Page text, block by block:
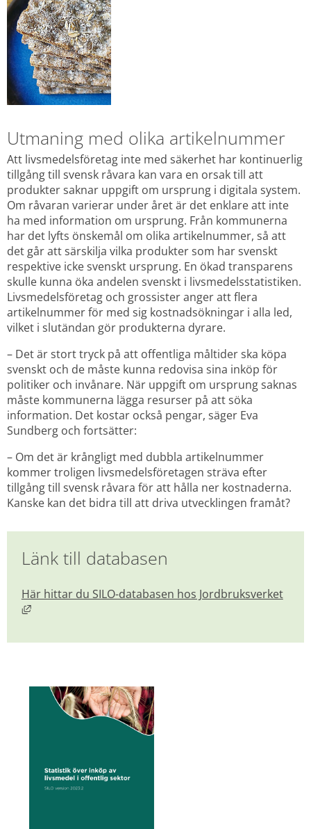
Utmaning med olika artikelnummer
Att livsmedelsföretag inte med säkerhet har kontinuerlig
tillgång till svensk råvara kan vara en orsak till att
produkter saknar uppgift om ursprung i digitala system.
Om råvaran varierar under året är det enklare att inte
ha med information om ursprung. Från kommunerna
har det lyfts önskemål om olika artikelnummer, så att
det går att särskilja vilka produkter som har svenskt
respektive icke svenskt ursprung. En ökad transparens
skulle kunna öka andelen svenskt i livsmedelsstatistiken.
Livsmedelsföretag och grossister anger att flera
artikelnummer för med sig kostnadsökningar i alla led,
vilket i slutändan gör produkterna dyrare.
– Det är stort tryck på att offentliga måltider ska köpa
svenskt och de måste kunna redovisa sina inköp för
politiker och invånare. När uppgift om ursprung saknas
måste kommunerna lägga resurser på att söka
information. Det kostar också pengar, säger Eva
Sundberg och fortsätter:
– Om det är krångligt med dubbla artikelnummer
kommer troligen livsmedelsföretagen sträva efter
tillgång till svensk råvara för att hålla ner kostnaderna.
Kanske kan det bidra till att driva utvecklingen framåt?
Länk till databasen
Här hittar du SILO-databasen hos Jordbruksverket
Länk till annan webbplats, öppnas i nytt fönster.